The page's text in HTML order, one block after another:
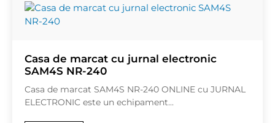
Casa de marcat cu jurnal electronic
SAM4S NR-240
Casa de marcat SAM4S NR-240 ONLINE cu JURNAL
ELECTRONIC este un echipament...